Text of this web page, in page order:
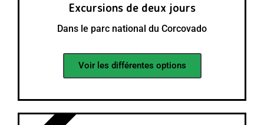
Excursions de deux jours
Dans le parc national du Corcovado
Voir les différentes options